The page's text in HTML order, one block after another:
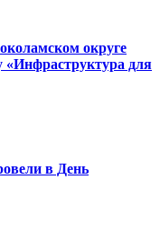
округе
«Инфраструктура для
в День